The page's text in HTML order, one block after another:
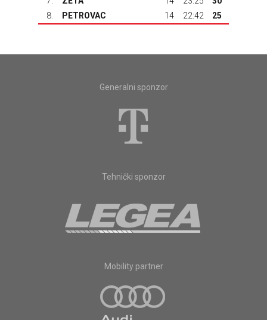
8.
PETROVAC 14 22:42 25
Generalni sponzor
Tehnički sponzor
Mobility partner